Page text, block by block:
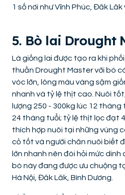
1 số nơi như Vĩnh Phúc, Đăk Lăk
5. Bò lai Drought
Là giống lai được tạo ra khi
thuần Drought Master với bò
vóc lớn, lông màu vàng sậm
nhanh và tỷ lệ thịt cao. Nuôi
lượng 250 - 300kg lúc 12 tháng
24 tháng tuổi; tỷ lệ thịt lọc đạt
thích hợp nuôi tại những vùng
cỏ tốt và người chăn nuôi biết
lớn nhanh nên đòi hỏi mức dinh
bò này đang được ưu chuộng
Hà Nội, Đăk Lăk, Bình Dương.